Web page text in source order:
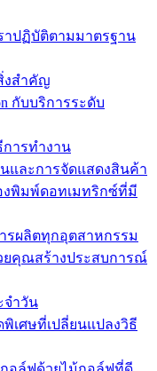
าปฏิบัติตามมาตรฐาน
งสำคัญ
กับบริการระดับ
การทำงาน
นและการจัดแสดงสินค้า
องพิมพ์ดอทเมทริกซ์ที่มี
รผลิตทุกอุตสาหกรรม
ยคุณสร้างประสบการณ์
จำวัน
เศษที่เปลี่ยนแปลงวิธี